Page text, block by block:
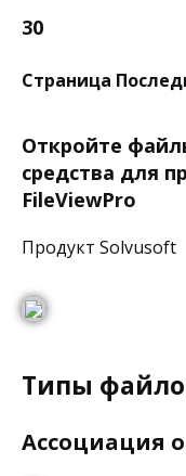
30
Страница
Откройте
средства для
FileViewPro
Продукт Solvusoft
Типы
Ассоциация